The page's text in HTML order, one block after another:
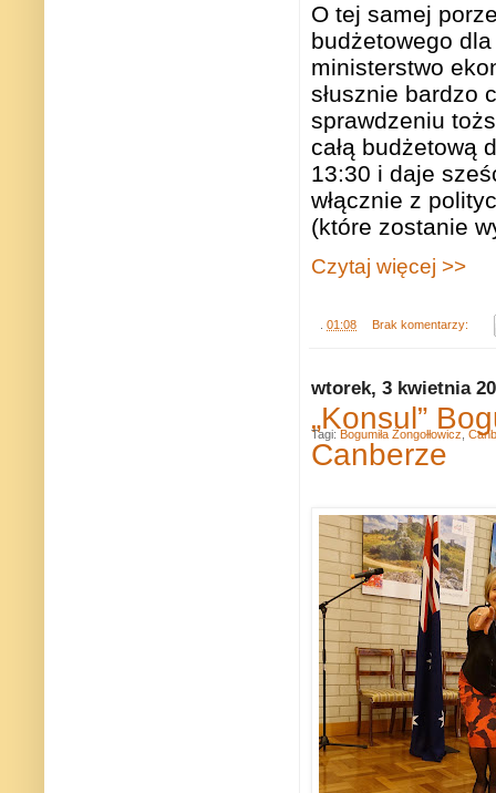
O tej samej
budżetowego
ministerstwo
słusznie bardzo
sprawdzeniu
całą budżetową
13:30 i daje
włącznie z
(które zostanie
Czytaj więcej >>
01:08 Brak komentarzy:
wtorek, 3 kwietnia
„Konsul”
Canberze
Tagi: Bogumiła Żongołłowicz